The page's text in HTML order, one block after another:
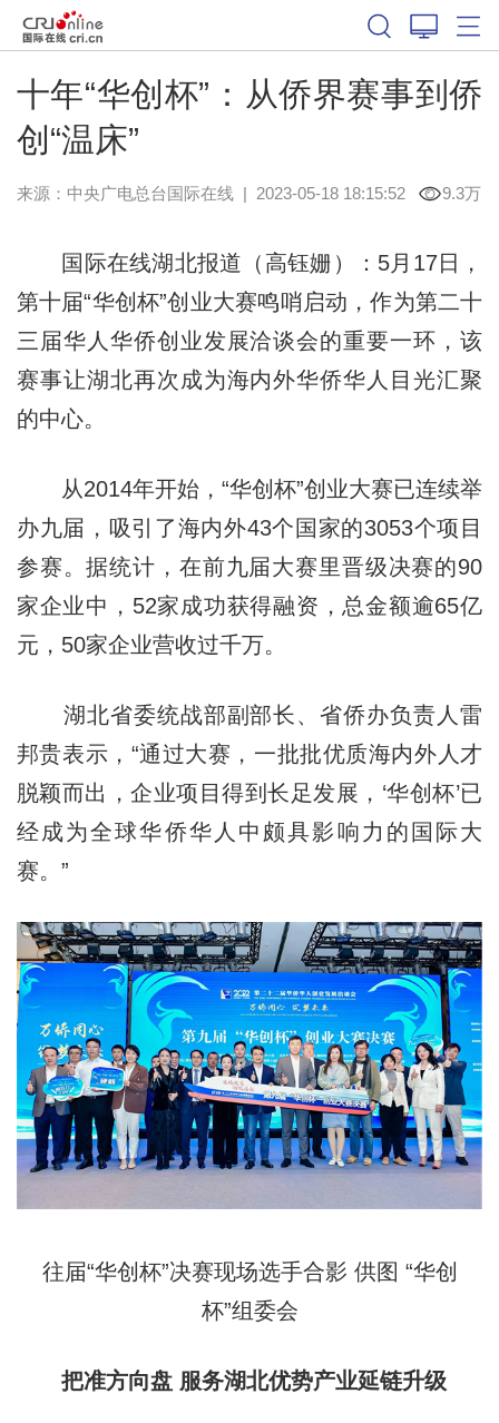
十年“华创杯”：从侨界赛事到侨
创“温床”
来源：中央广电总台国际在线| 2023-05-18 18:15:52 9.3万
国际在线湖北报道（高钰姗）：5月17日，
第十届“华创杯”创业大赛鸣哨启动，作为第二十
三届华人华侨创业发展洽谈会的重要一环，该
赛事让湖北再次成为海内外华侨华人目光汇聚
的中心。
从2014年开始，“华创杯”创业大赛已连续举
办九届，吸引了海内外43个国家的3053个项目
参赛。据统计，在前九届大赛里晋级决赛的90
家企业中，52家成功获得融资，总金额逾65亿
元，50家企业营收过千万。
湖北省委统战部副部长、省侨办负责人雷
邦贵表示，“通过大赛，一批批优质海内外人才
脱颖而出，企业项目得到长足发展，‘华创杯’已
经成为全球华侨华人中颇具影响力的国际大
赛。”
往届“华创杯”决赛现场选手合影 供图 “华创
杯”组委会
把准方向盘 服务湖北优势产业延链升级